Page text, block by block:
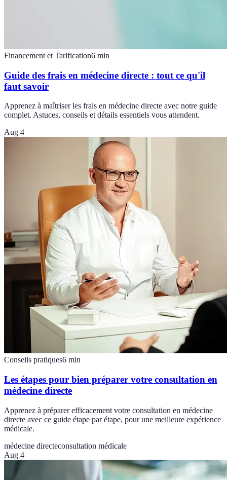
Financement et Tarification6 min
Guide des frais en médecine directe : tout ce qu'il
faut savoir
Apprenez à maîtriser les frais en médecine directe avec notre guide
complet. Astuces, conseils et détails essentiels vous attendent.
Aug 4
Conseils pratiques6 min
Les étapes pour bien préparer votre consultation en
médecine directe
Apprenez à préparer efficacement votre consultation en médecine
directe avec ce guide étape par étape, pour une meilleure expérience
médicale.
médecine directeconsultation médicale
Aug 4